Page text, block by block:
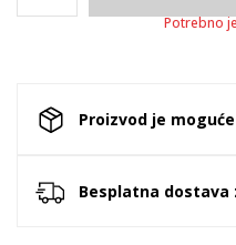
Potrebno
Proizvod je
Besplatna dostava